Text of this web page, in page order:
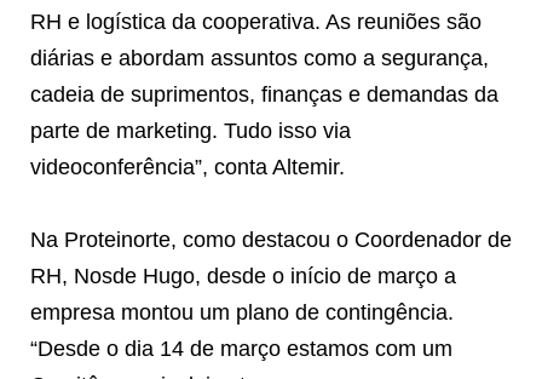
RH e logística da cooperativa. As reuniões são
diárias e abordam assuntos como a segurança,
cadeia de suprimentos, finanças e demandas da
parte de marketing. Tudo isso via
videoconferência”, conta Altemir.
Na Proteinorte, como destacou o Coordenador de
RH, Nosde Hugo, desde o início de março a
empresa montou um plano de contingência.
“Desde o dia 14 de março estamos com um